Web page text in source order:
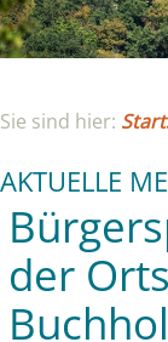
Sie sind hier:
AKTUELLE
der